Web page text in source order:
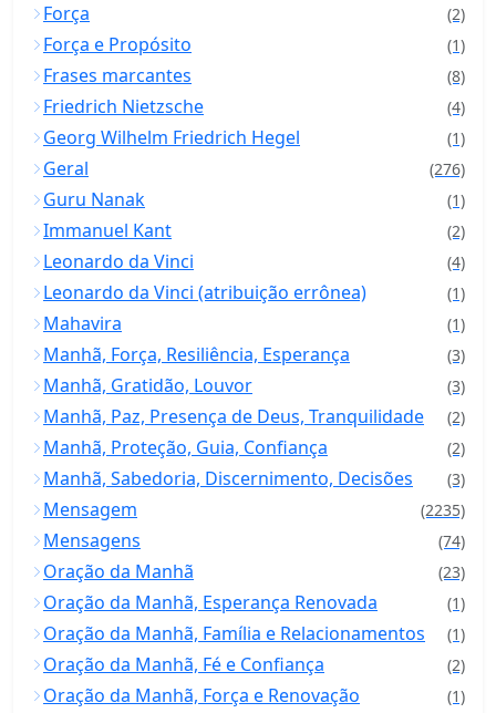
Força (2)
Força e Propósito (1)
Frases marcantes (8)
Friedrich Nietzsche (4)
Georg Wilhelm Friedrich Hegel (1)
Geral (276)
Guru Nanak (1)
Immanuel Kant (2)
Leonardo da Vinci (4)
Leonardo da Vinci (atribuição errônea) (1)
Mahavira (1)
Manhã, Força, Resiliência, Esperança (3)
Manhã, Gratidão, Louvor (3)
Manhã, Paz, Presença de Deus, Tranquilidade (2)
Manhã, Proteção, Guia, Confiança (2)
Manhã, Sabedoria, Discernimento, Decisões (3)
Mensagem (2235)
Mensagens (74)
Oração da Manhã (23)
Oração da Manhã, Esperança Renovada (1)
Oração da Manhã, Família e Relacionamentos (1)
Oração da Manhã, Fé e Confiança (2)
Oração da Manhã, Força e Renovação (1)